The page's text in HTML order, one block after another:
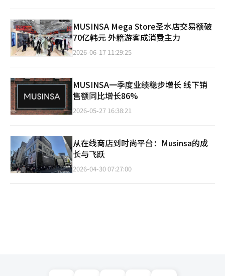
MUSINSA Mega Store圣水店交易额破
70亿韩元 外籍游客成消费主力
2026-06-17 11:29:25
MUSINSA一季度业绩稳步增长 线下销
售额同比增长86%
2026-05-27 16:38:21
从在线商店到时尚平台：Musinsa的成
长与飞跃
2026-04-30 07:27:00